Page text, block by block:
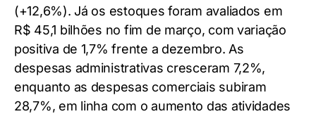
(+12,6%). Já os estoques foram avaliados em
R$ 45,1 bilhões no fim de março, com variação
positiva de 1,7% frente a dezembro. As
despesas administrativas cresceram 7,2%,
enquanto as despesas comerciais subiram
28,7%, em linha com o aumento das atividades